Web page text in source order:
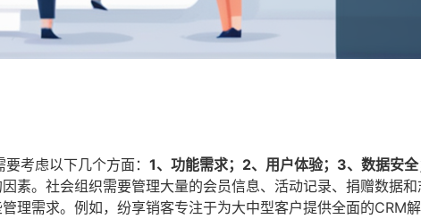
考虑以下几个方面： 1、功能需求；2、用户体验；3、数据安
素。社会组织需要管理大量的会员信息、活动记录、捐赠数据
理需求。例如，纷享销客专注于为大中型客户提供全面的CRM